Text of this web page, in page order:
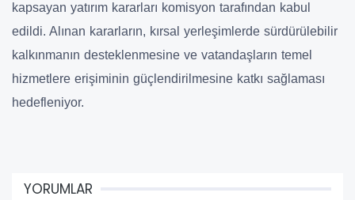
kapsayan yatırım kararları komisyon tarafından kabul
edildi. Alınan kararların, kırsal yerleşimlerde sürdürülebilir
kalkınmanın desteklenmesine ve vatandaşların temel
hizmetlere erişiminin güçlendirilmesine katkı sağlaması
hedefleniyor.
YORUMLAR